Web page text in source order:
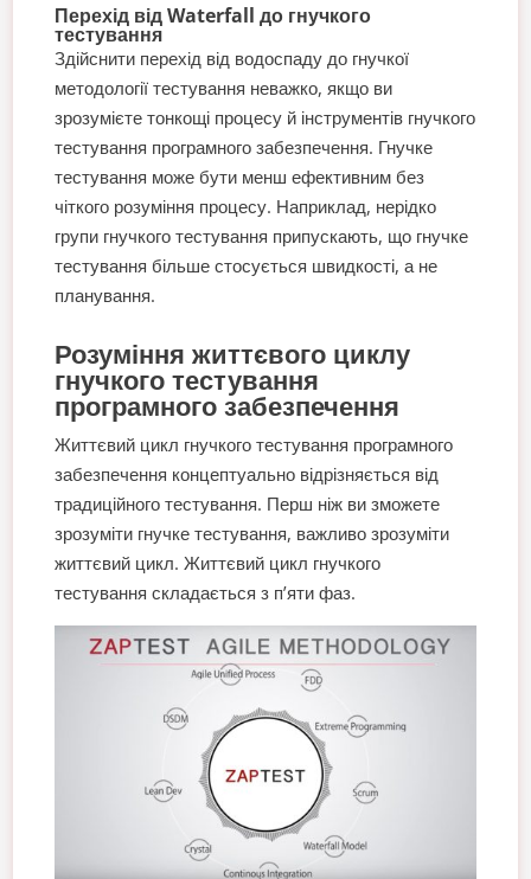
Перехід від Waterfall до гнучкого
тестування
Здійснити перехід від водоспаду до гнучкої
методології тестування неважко, якщо ви
зрозумієте тонкощі процесу й інструментів гнучкого
тестування програмного забезпечення. Гнучке
тестування може бути менш ефективним без
чіткого розуміння процесу. Наприклад, нерідко
групи гнучкого тестування припускають, що гнучке
тестування більше стосується швидкості, а не
планування.
Розуміння життєвого циклу
гнучкого тестування
програмного забезпечення
Життєвий цикл гнучкого тестування програмного
забезпечення концептуально відрізняється від
традиційного тестування. Перш ніж ви зможете
зрозуміти гнучке тестування, важливо зрозуміти
життєвий цикл. Життєвий цикл гнучкого
тестування складається з п’яти фаз.